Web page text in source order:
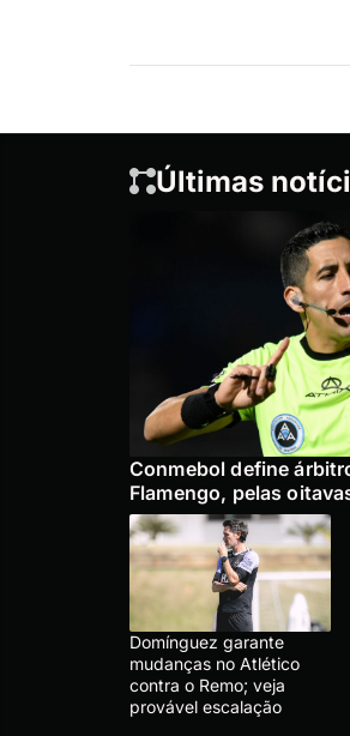
Últimas
Conmebol define
Flamengo, pelas
Domínguez garante
mudanças no Atlético
contra o Remo; veja
provável escalação